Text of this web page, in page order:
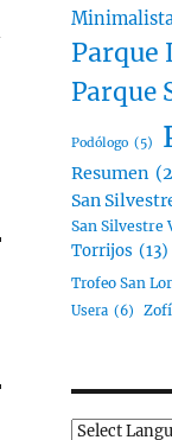
Parque
Parque
Podólogo (5)
Resumen
San
San Silvestre
Torrijos (13)
Trofeo San
Usera (6)